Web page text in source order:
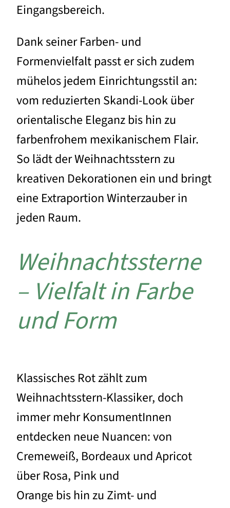
Eingangsbereich.
Dank seiner Farben- und
Formenvielfalt passt er sich zudem
mühelos jedem Einrichtungsstil an:
vom reduzierten Skandi-Look über
orientalische Eleganz bis hin zu
farbenfrohem mexikanischem Flair.
So lädt der Weihnachtsstern zu
kreativen Dekorationen ein und bringt
eine Extraportion Winterzauber in
jeden Raum.
Weihnachtssterne
– Vielfalt in Farbe
und Form
Klassisches Rot zählt zum
Weihnachtsstern-Klassiker, doch
immer mehr KonsumentInnen
entdecken neue Nuancen: von
Cremeweiß, Bordeaux und Apricot
über Rosa, Pink und
Orange bis hin zu Zimt- und